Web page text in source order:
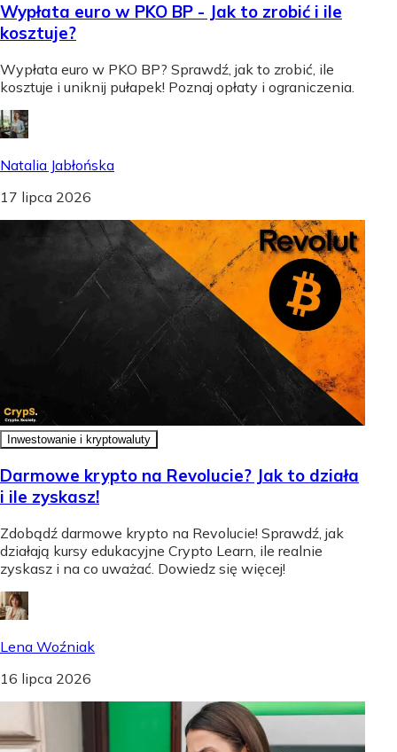
Wypłata euro w PKO BP - Jak to zrobić i ile
kosztuje?
Wypłata euro w PKO BP? Sprawdź, jak to zrobić, ile
kosztuje i uniknij pułapek! Poznaj opłaty i ograniczenia.
Natalia Jabłońska
17 lipca 2026
Inwestowanie i kryptowaluty
Darmowe krypto na Revolucie? Jak to działa
i ile zyskasz!
Zdobądź darmowe krypto na Revolucie! Sprawdź, jak
działają kursy edukacyjne Crypto Learn, ile realnie
zyskasz i na co uważać. Dowiedz się więcej!
Lena Woźniak
16 lipca 2026